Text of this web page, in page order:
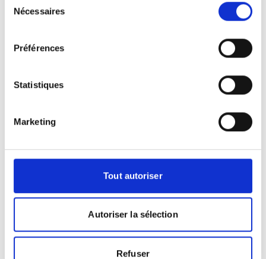
Nécessaires
Préférences
Statistiques
Marketing
Tout autoriser
Autoriser la sélection
Refuser
Se préparer pour un IRM
l'examen ?
précédents examens d'IRM, ainsi que de
tout autre examen radiologique ou
toujours intéressant de comparer les
Si vous devez également apporter un
produit de contraste, cela vous sera
indiqué à la prise de rendez-vous.
Y a-t-il des précautions à prendre ?
pas de rayons X. C'est un examen non
irradiant et indolore, l'IRM ne présente
aucun risque pour la santé du patient. Il